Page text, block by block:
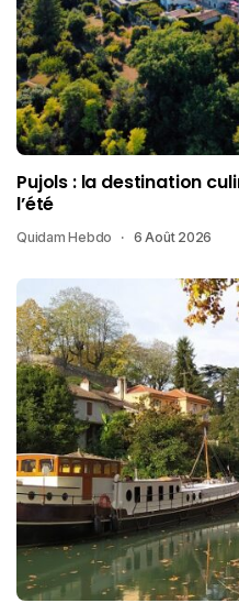
Pujols : la destination
l’été
Quidam Hebdo 6 Août 2026